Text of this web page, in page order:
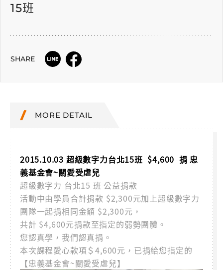
15班
SHARE
MORE DETAIL
2015.10.03 超級數字力台北15班 $4,600 捐 忠
義基金會~關愛受虐兒
超級數字力 台北15 班 公益捐款
活動中由學員合計捐款 $2,300元加上超級數字力
團隊一起捐相同金額 $2,300元，
共計 $4,600元捐款至指定的弱勢團體。
您認真學，我們認真捐。
本次課程愛心款項＄4,600元，已捐給您指定的
【忠義基金會~關愛受虐兒】